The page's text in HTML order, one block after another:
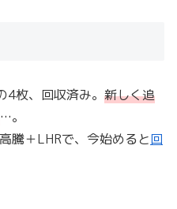
枚、回収済み。 新しく追
…。
騰＋LHRで、今始めると回